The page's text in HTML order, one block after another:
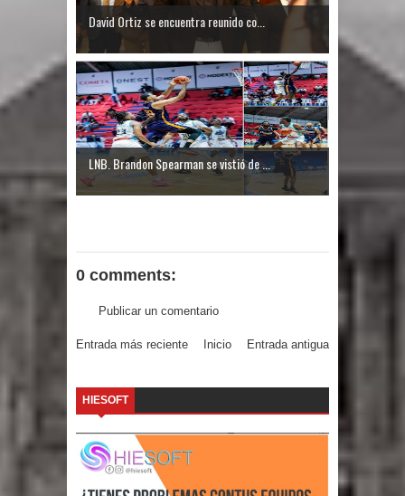
David Ortiz se encuentra reunido co...
LNB. Brandon Spearman se vistió de ...
0 comments:
Publicar un comentario
Entrada más reciente Entrada antigua
Inicio
HIESOFT